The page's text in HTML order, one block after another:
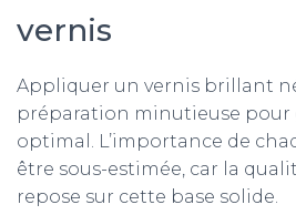
vernis
Appliquer un vernis brillant
préparation minutieuse
optimal. L’importance de
être sous-estimée, car la
repose sur cette base solide.